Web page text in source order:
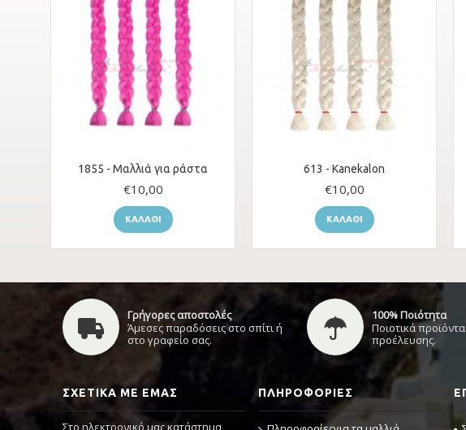
1855 - Μαλλιά για ράστα
€10,00
ΚΑΛΆΘΙ
613 - Kanekalon
€10,00
ΚΑΛΆΘΙ
Γρήγορες αποστολές
Άμεσες παραδόσεις στο σπίτι ή
στο γραφείο σας.
100% Ποιότητα
Ποιοτικά
προέλευσης.
ΣΧΕΤΙΚΆ ΜΕ ΕΜΆΣ
Στο ηλεκτρονικό μας κατάστημα
ΠΛΗΡΟΦΟΡΊΕΣ